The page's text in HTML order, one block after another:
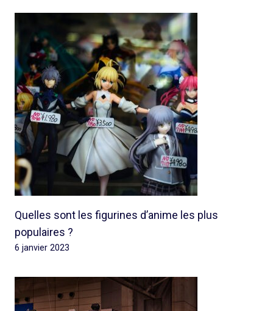
Quelles sont les figurines d’anime les plus
populaires ?
6 janvier 2023